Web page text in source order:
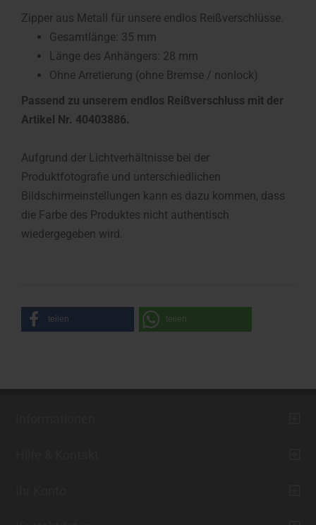
Zipper aus Metall für unsere endlos Reißverschlüsse.
Gesamtlänge: 35 mm
Länge des Anhängers: 28 mm
Ohne Arretierung (ohne Bremse / nonlock)
Passend zu unserem endlos Reißverschluss mit der
Artikel Nr. 40403886.
Aufgrund der Lichtverhältnisse bei der
Produktfotografie und unterschiedlichen
Bildschirmeinstellungen kann es dazu kommen, dass
die Farbe des Produktes nicht authentisch
wiedergegeben wird.
teilen teilen